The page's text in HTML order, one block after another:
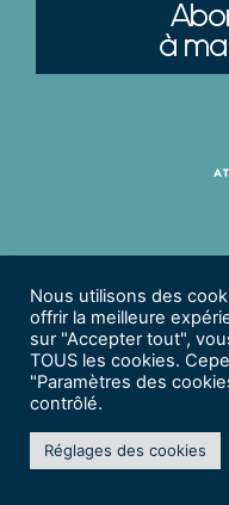
à
Légales |
© 2026 Christine
© Intégration Web
Graphique
Studio
Nous utilisons des
offrir la meilleure
sur "Accepter tout",
TOUS les cookies.
"Paramètres des
contrôlé.
Réglages des cookies